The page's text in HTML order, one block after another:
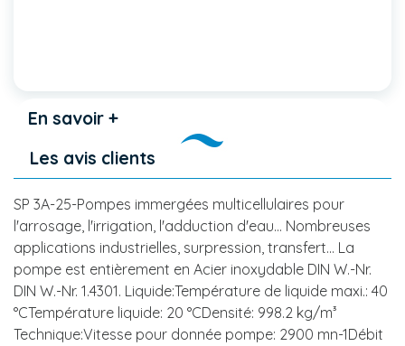
En savoir +
Les avis clients
SP 3A-25-Pompes immergées multicellulaires pour
l'arrosage, l'irrigation, l'adduction d'eau... Nombreuses
applications industrielles, surpression, transfert... La
pompe est entièrement en Acier inoxydable DIN W.-Nr.
DIN W.-Nr. 1.4301. Liquide:Température de liquide maxi.: 40
°CTempérature liquide: 20 °CDensité: 998.2 kg/m³
Technique:Vitesse pour donnée pompe: 2900 mn-1Débit